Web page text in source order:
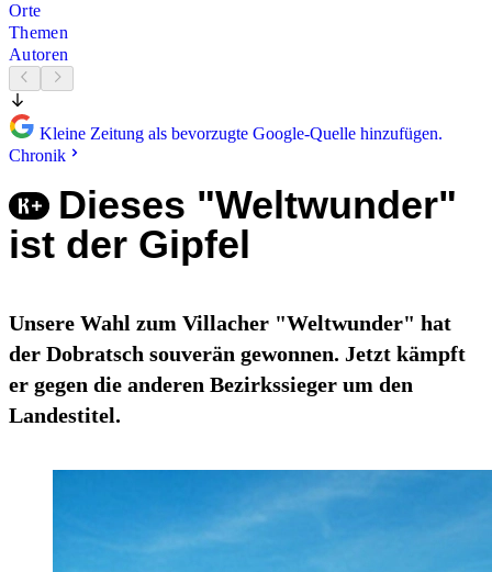
Orte
Themen
Autoren
Kleine Zeitung als bevorzugte Google-Quelle hinzufügen.
Chronik
Dieses "Weltwunder"
ist der Gipfel
Unsere Wahl zum Villacher "Weltwunder" hat
der Dobratsch souverän gewonnen. Jetzt kämpft
er gegen die anderen Bezirkssieger um den
Landestitel.